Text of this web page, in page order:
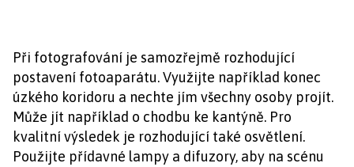
Při fotografování je samozřejmě rozhodující
postavení fotoaparátu. Využijte například konec
úzkého koridoru a nechte jím všechny osoby projít.
Může jít například o chodbu ke kantýně. Pro
kvalitní výsledek je rozhodující také osvětlení.
Použijte přídavné lampy a difuzory, aby na scénu